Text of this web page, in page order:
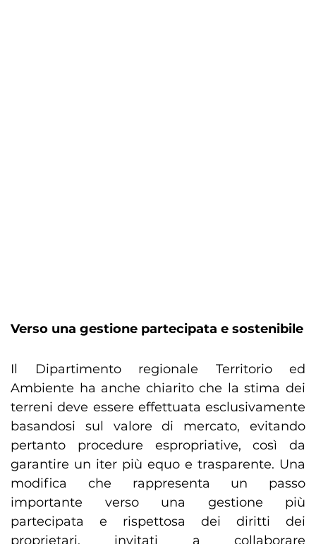
Verso una gestione partecipata e sostenibile
Il Dipartimento regionale Territorio ed
Ambiente ha anche chiarito che la stima dei
terreni deve essere effettuata esclusivamente
basandosi sul valore di mercato, evitando
pertanto procedure espropriative, così da
garantire un iter più equo e trasparente. Una
modifica che rappresenta un passo
importante verso una gestione più
partecipata e rispettosa dei diritti dei
proprietari, invitati a collaborare